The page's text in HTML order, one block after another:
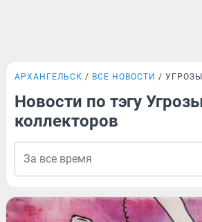
АРХАНГЕЛЬСК ВСЕ НОВОСТИ
Новости по тэгу
коллекторов